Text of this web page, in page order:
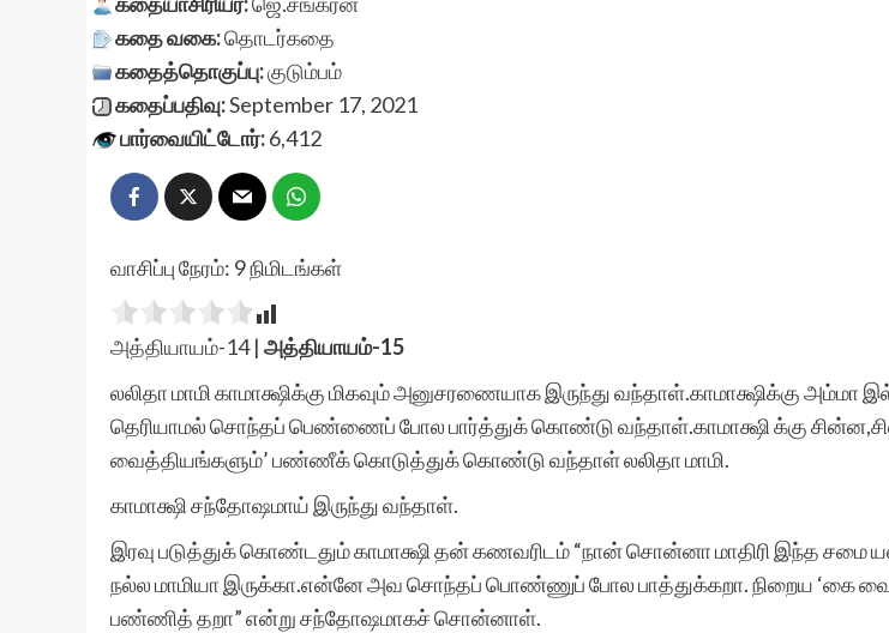
கதை வகை:தொடர்கதை
கதைத்தொகுப்பு:குடும்பம்
கதைப்பதிவு:September 17, 2021
பார்வையிட்டோர்:6,412
வாசிப்பு நேரம்: 9நிமிடங்கள்
அத்தியாயம்-14| அத்தியாயம்-15
லலிதா மாமி காமாக்ஷிக்கு மிகவும் அனுசரணையாக இருந்து வந்தாள்.காமாக்ஷிக்கு அம்மா
தெரியாமல் சொந்தப் பெண்ணைப் போல பார்த்துக் கொண்டு வந்தாள்.காமாக்ஷி க்கு
வைத்தியங்களும்’ பண்ணீக் கொடுத்துக் கொண்டு வந்தாள் லலிதா மாமி.
காமாக்ஷி சந்தோஷமாய் இருந்து வந்தாள்.
இரவு படுத்துக் கொண்டதும் காமாக்ஷி தன் கணவரிடம் “நான் சொன்னா மாதிரி இந்த சமை
நல்ல மாமியா இருக்கா.என்னே அவ சொந்தப் பொண்ணுப் போல பாத்துக்கறா. நிறைய ‘கை
பண்ணித் தறா” என்று சந்தோஷமாகச் சொன்னாள்.